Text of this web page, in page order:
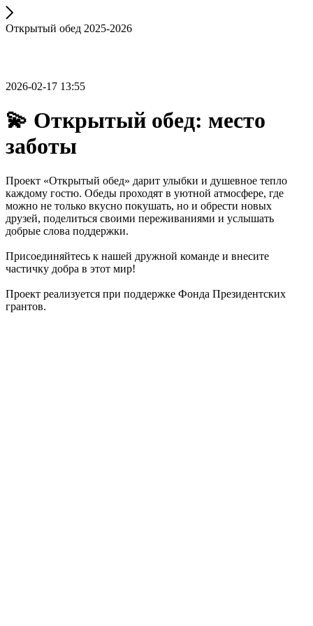
Открытый обед 2025-2026
2026-02-17 13:55
💫 Открытый обед: место
заботы
Проект «Открытый обед» дарит улыбки и душевное тепло
каждому гостю. Обеды проходят в уютной атмосфере, где
можно не только вкусно покушать, но и обрести новых
друзей, поделиться своими переживаниями и услышать
добрые слова поддержки.
Присоединяйтесь к нашей дружной команде и внесите
частичку добра в этот мир!
Проект реализуется при поддержке Фонда Президентских
грантов.